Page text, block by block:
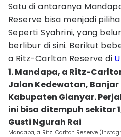
Satu di antaranya
Reserve bisa menjadi
Seperti Syahrini, yang
berlibur di sini. Berikut
a Ritz-Carlton Reserve di
1. Mandapa, a Ritz-
Jalan Kedewatan,
Kabupaten Gianyar.
ini bisa ditempuh sekitar
Gusti Ngurah Rai
Mandapa, a Ritz-Carlton Reserve